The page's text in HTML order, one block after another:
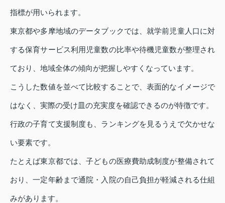
指標が用いられます。
東京都や多摩地域のデータブックでは、就学前児童人口に対
する保育サービス利用児童数の比率や待機児童数が整理され
ており、地域全体の傾向が把握しやすくなっています。
こうした数値を並べて比較することで、表面的なイメージで
はなく、実際の受け皿の充実度を確認できるのが特徴です。
行政の子育て支援制度も、ランキングを見るうえで欠かせな
い要素です。
たとえば東京都では、子どもの医療費助成制度が整備されて
おり、一定年齢まで通院・入院の自己負担が軽減される仕組
みがあります。